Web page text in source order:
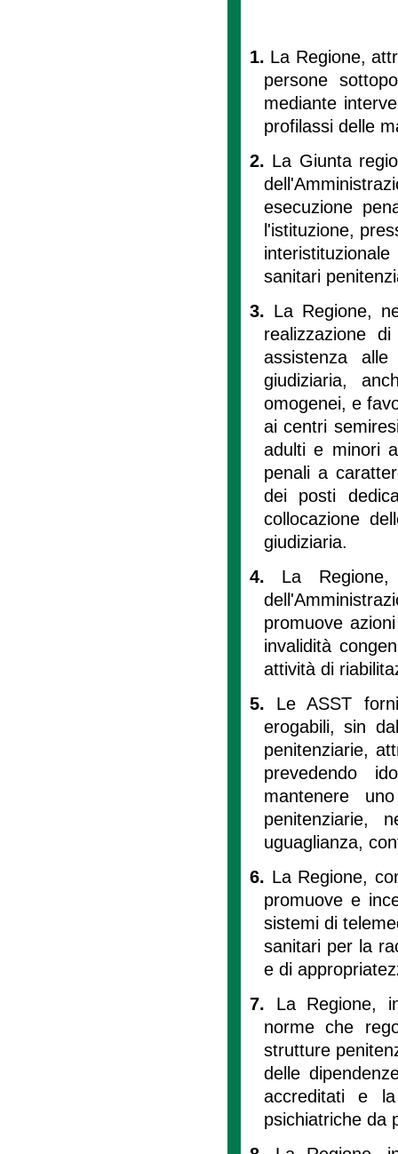
1. La Regione,
persone
mediante
profilassi delle
2. La Giunta
esecuzione
l'istituzione,
sanitari
3. La Regione,
realizzazione
assistenza
giudiziaria,
omogenei, e
ai centri
adulti e minori
penali a
dei posti
collocazione
giudiziaria.
4. La
promuove
invalidità
attività di
5. Le ASST
erogabili, sin
penitenziarie,
prevedendo
mantenere
penitenziarie,
uguaglianza,
6. La Regione,
promuove e
sistemi di
sanitari per la
e di
7. La Regione,
norme che
strutture
delle
accreditati e
psichiatriche da